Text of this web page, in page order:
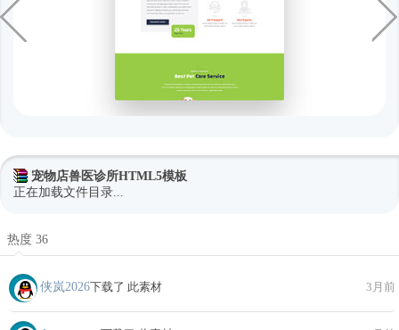
宠物店兽医诊所HTML5模板
正在加载文件目录...
热度 36
侠岚2026下载了 此素材 3月前